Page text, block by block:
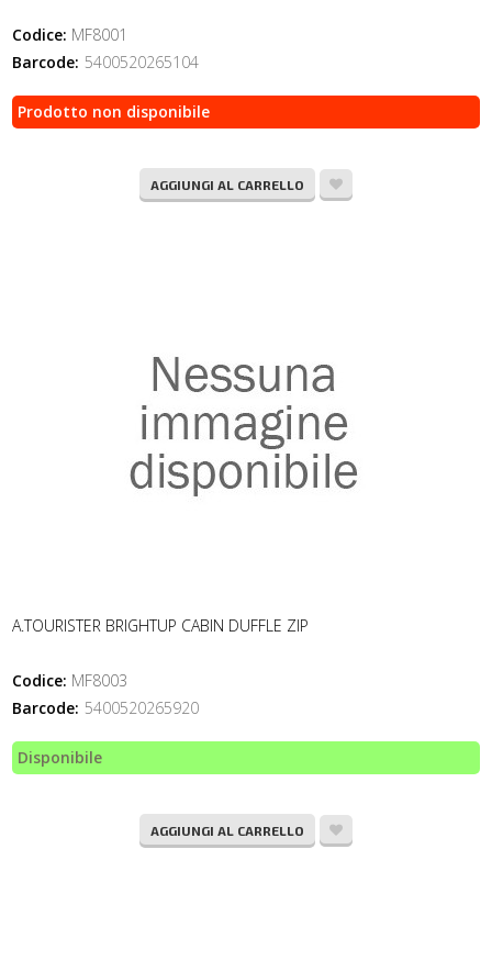
Codice: MF8001
Barcode: 5400520265104
Prodotto non disponibile
AGGIUNGI AL CARRELLO
A.TOURISTER BRIGHTUP CABIN DUFFLE ZIP
Codice: MF8003
Barcode: 5400520265920
Disponibile
AGGIUNGI AL CARRELLO